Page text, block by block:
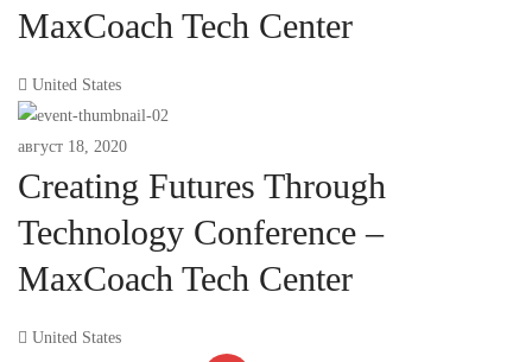
MaxCoach Tech Center
United States
август 18, 2020
Creating Futures Through
Technology Conference –
MaxCoach Tech Center
United States